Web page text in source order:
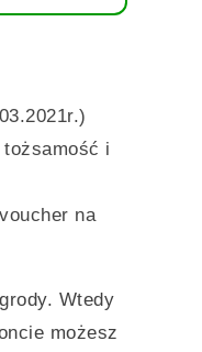
i
na
Wtedy
możesz